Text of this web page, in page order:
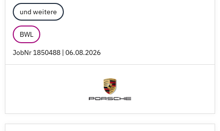
und weitere
BWL
JobNr 1850488 | 06.08.2026